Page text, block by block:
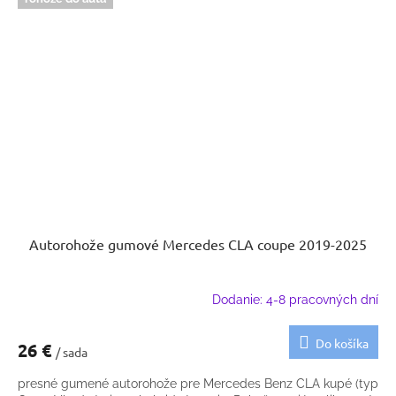
Autorohože gumové Mercedes CLA coupe 2019-2025
Dodanie: 4-8 pracovných dní
26 € / sada
Do košíka
presné gumené autorohože pre Mercedes Benz CLA kupé (typ